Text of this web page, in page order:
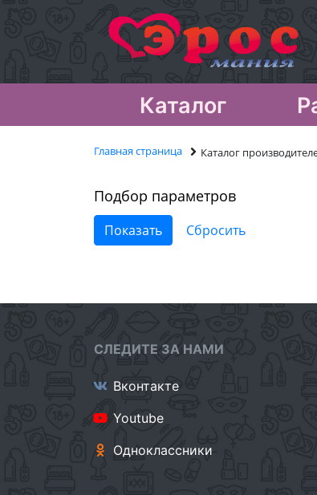
Каталог
Главная страница Каталог
Подбор параметров
СЛЕДИТЕ ЗА НАМИ
Вконтакте
Youtube
Одноклассники